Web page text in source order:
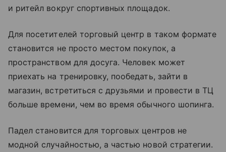
и ритейл вокруг спортивных площадок.
Для посетителей торговый центр в таком формате
становится не просто местом покупок, а
пространством для досуга. Человек может
приехать на тренировку, пообедать, зайти в
магазин, встретиться с друзьями и провести в ТЦ
больше времени, чем во время обычного шопинга.
Падел становится для торговых центров не
модной случайностью, а частью новой стратегии.